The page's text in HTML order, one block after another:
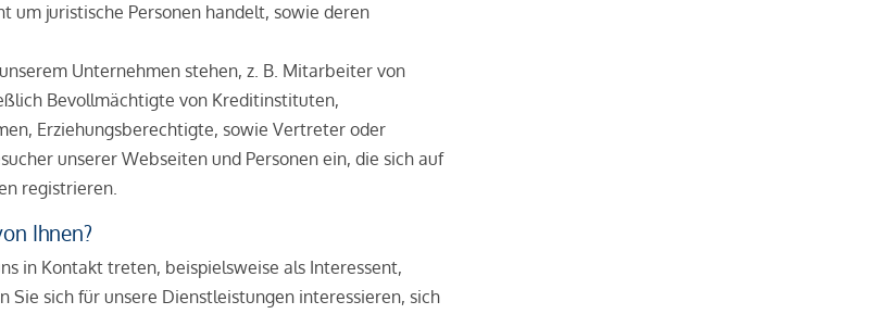
um juristische Personen handelt, sowie deren
Unternehmen stehen, z. B. Mitarbeiter von
Bevollmächtigte von Kreditinstituten,
Erziehungsberechtigte, sowie Vertreter oder
unserer Webseiten und Personen ein, die sich auf
registrieren.
Ihnen?
in Kontakt treten, beispielsweise als Interessent,
sich für unsere Dienstleistungen interessieren, sich